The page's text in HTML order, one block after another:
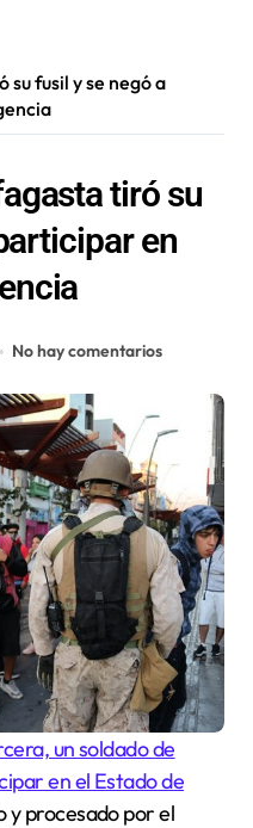
fusil y se negó a
tiró su
en
No hay comentarios
un soldado de
en el Estado de
y procesado por el